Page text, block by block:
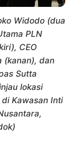
Widodo (dua
PLN
CEO
(kanan), dan
Sutta
lokasi
Kawasan Inti